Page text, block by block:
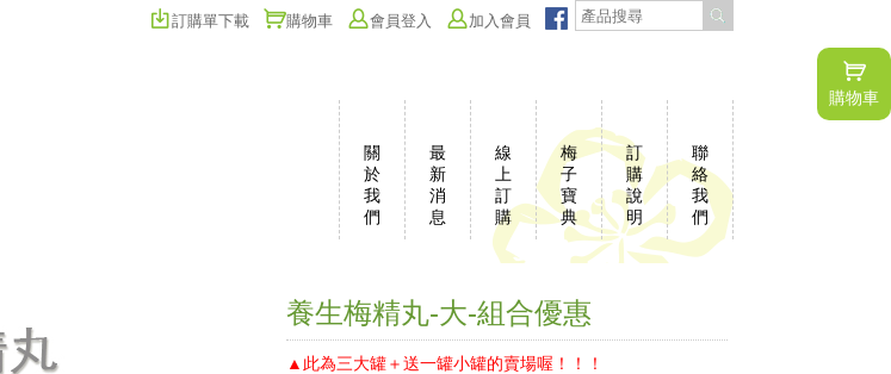
購物車
訂購單下載 購物車 會員登入 加入會員
關
於
我
們
最
新
消
息
線
上
訂
購
梅
子
寶
典
訂
購
說
明
聯
絡
我
們
養生梅精丸-大-組合優惠
▲此為三大罐＋送一罐小罐的賣場喔！！！